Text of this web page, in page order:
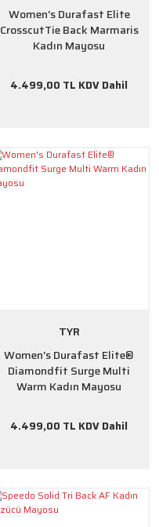
Women's Durafast Elite
CrosscutTie Back Marmaris
Kadın Mayosu
4.499,00 TL KDV Dahil
TYR
Women's Durafast Elite®
Diamondfit Surge Multi
Warm Kadın Mayosu
4.499,00 TL KDV Dahil